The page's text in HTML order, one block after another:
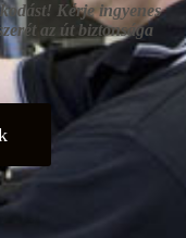
Kérje ingyenes
az út biztonsága